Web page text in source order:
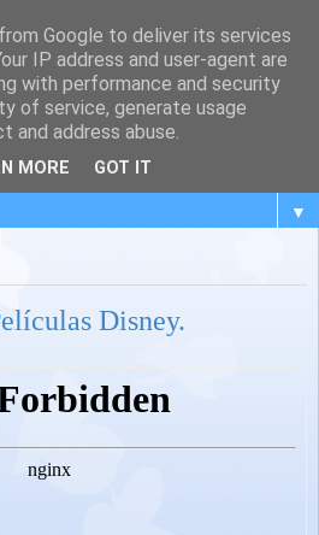
▼
Disney.
Google to deliver its services
IP address and user-agent are
with performance and security
of service, generate usage
address abuse.
MORE GOT IT